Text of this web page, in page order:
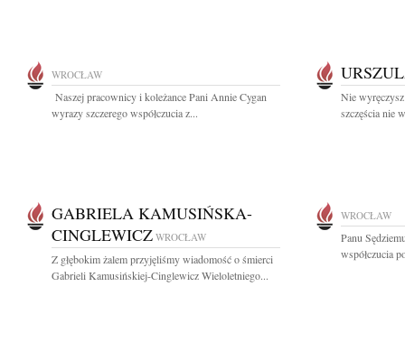
WROCŁAW
Naszej pracownicy i koleżance Pani Annie Cygan
wyrazy szczerego współczucia z...
Nie
szczęścia nie
GABRIELA KAMUSIŃSKA-
CINGLEWICZ WROCŁAW
Z głębokim żalem przyjęliśmy wiadomość o śmierci
Gabrieli Kamusińskiej-Cinglewicz Wieloletniego...
WROCŁAW
Panu
współczucia